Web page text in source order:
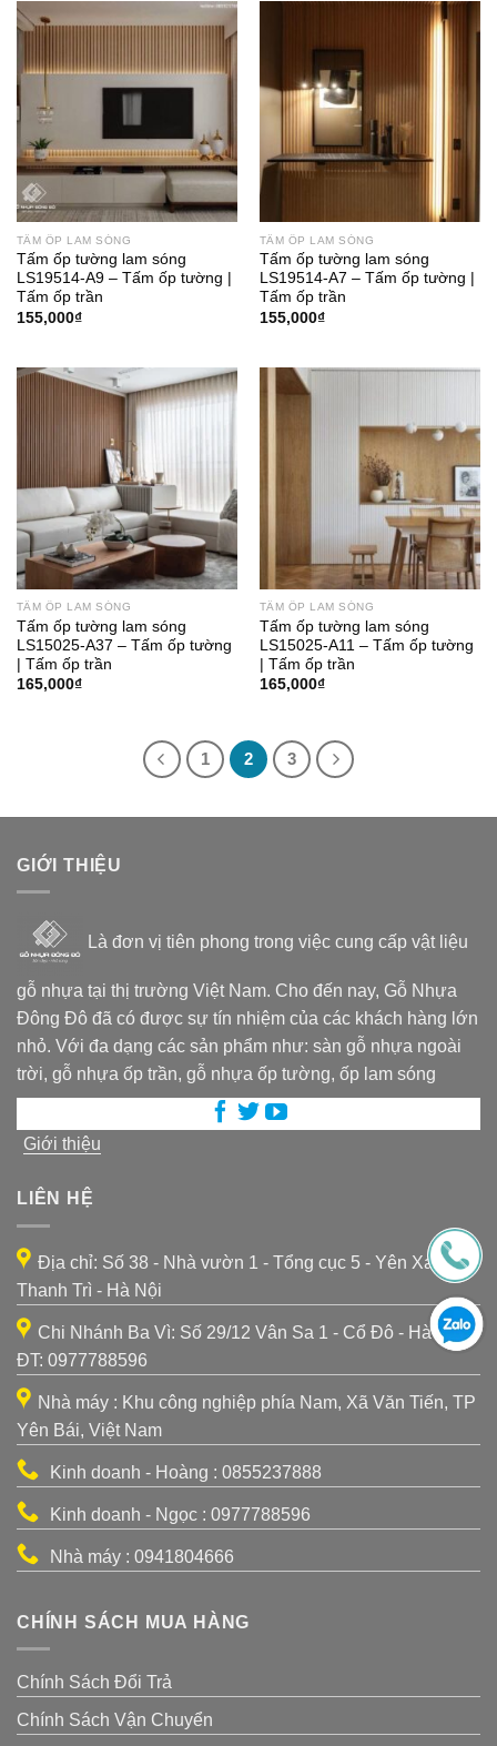
TẤM ỐP LAM SÓNG
Tấm ốp tường lam sóng
LS19514-A9 – Tấm ốp tường |
Tấm ốp trần
155,000₫
TẤM ỐP LAM SÓNG
Tấm ốp tường lam sóng
LS19514-A7 – Tấm ốp tường |
Tấm ốp trần
155,000₫
TẤM ỐP LAM SÓNG
Tấm ốp tường lam sóng
LS15025-A37 – Tấm ốp tường
| Tấm ốp trần
165,000₫
TẤM ỐP LAM SÓNG
Tấm ốp tường lam sóng
LS15025-A11 – Tấm ốp tường
| Tấm ốp trần
165,000₫
1 2 3
GIỚI THIỆU
Là đơn vị tiên phong trong việc cung cấp vật liệu
gỗ nhựa tại thị trường Việt Nam. Cho đến nay, Gỗ Nhựa
Đông Đô đã có được sự tín nhiệm của các khách hàng lớn
nhỏ. Với đa dạng các sản phẩm như: sàn gỗ nhựa ngoài
trời, gỗ nhựa ốp trần, gỗ nhựa ốp tường, ốp lam sóng
Giới thiệu
LIÊN HỆ
Địa chỉ: Số 38 - Nhà vườn 1 - Tổng cục 5 - Yên Xá -
Thanh Trì - Hà Nội
Chi Nhánh Ba Vì: Số 29/12 Vân Sa 1 - Cổ Đô - Hà Nội -
ĐT: 0977788596
Nhà máy : Khu công nghiệp phía Nam, Xã Văn Tiến, TP
Yên Bái, Việt Nam
Kinh doanh - Hoàng : 0855237888
Kinh doanh - Ngọc : 0977788596
Nhà máy : 0941804666
CHÍNH SÁCH MUA HÀNG
Chính Sách Đổi Trả
Chính Sách Vận Chuyển